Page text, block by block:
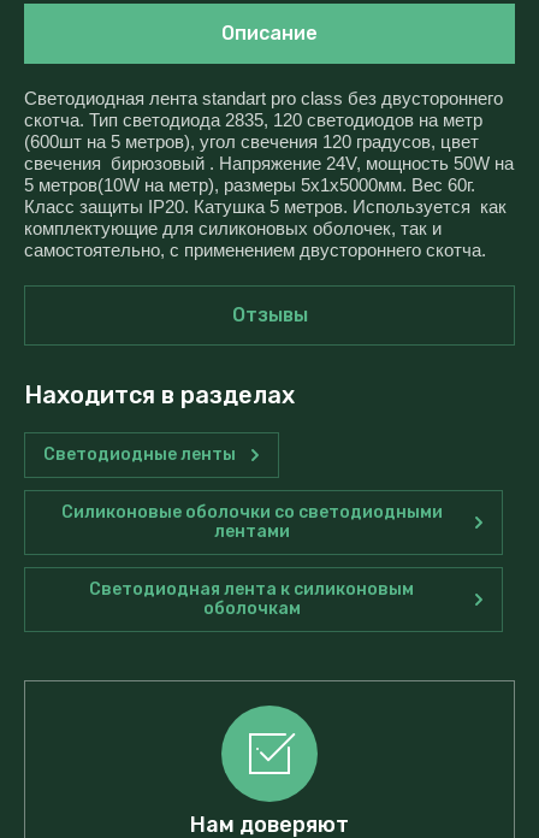
Описание
Светодиодная лента standart pro class без двустороннего
скотча. Тип светодиода 2835, 120 светодиодов на метр
(600шт на 5 метров), угол свечения 120 градусов, цвет
свечения бирюзовый . Напряжение 24V, мощность 50W на
5 метров(10W на метр), размеры 5x1x5000мм. Вес 60г.
Класс защиты IP20. Катушка 5 метров. Используется как
комплектующие для силиконовых оболочек, так и
самостоятельно, с применением двустороннего скотча.
Отзывы
Находится в разделах
Светодиодные ленты
Силиконовые оболочки со светодиодными
лентами
Светодиодная лента к силиконовым
оболочкам
Нам доверяют